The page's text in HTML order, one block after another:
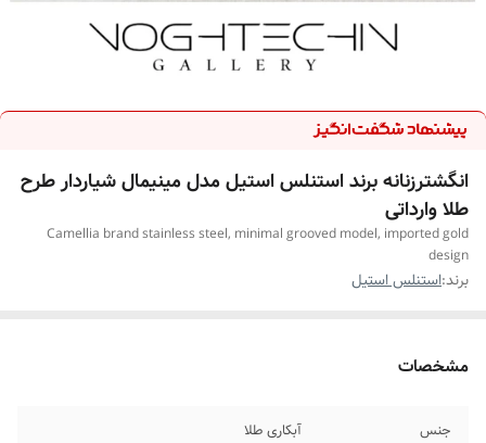
انگشترزنانه برند استنلس استیل مدل مینیمال شیاردار طرح
طلا وارداتی
Camellia brand stainless steel, minimal grooved model, imported gold
design
برند:استنلس استیل
مشخصات
جنس آبکاری طلا